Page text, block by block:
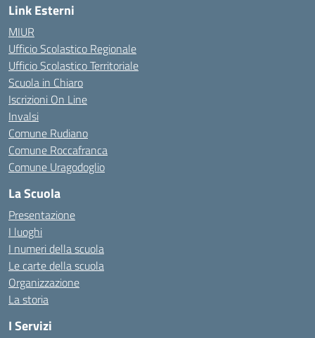
Link Esterni
MIUR
Ufficio Scolastico Regionale
Ufficio Scolastico Territoriale
Scuola in Chiaro
Iscrizioni On Line
Invalsi
Comune Rudiano
Comune Roccafranca
Comune Uragodoglio
La Scuola
Presentazione
I luoghi
I numeri della scuola
Le carte della scuola
Organizzazione
La storia
I Servizi